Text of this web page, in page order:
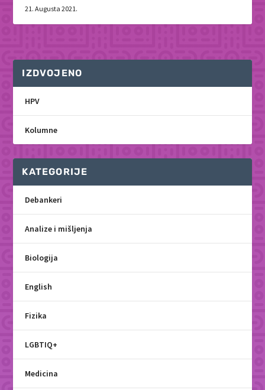
21. Augusta 2021.
IZDVOJENO
HPV
Kolumne
KATEGORIJE
Debankeri
Analize i mišljenja
Biologija
English
Fizika
LGBTIQ+
Medicina